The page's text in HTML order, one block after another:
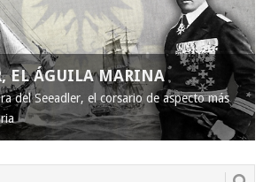
EL ÁGUILA MARINA
del Seeadler, el corsario de aspecto más